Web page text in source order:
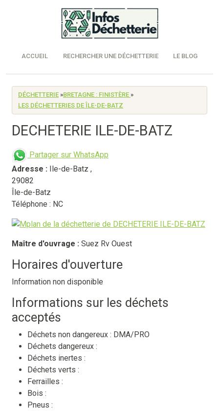
ACCUEIL RECHERCHER UNE DÉCHETTERIE LE BLOG
DÉCHETTERIE »BRETAGNE : FINISTÈRE »
LES DÉCHETTERIES DE ÎLE-DE-BATZ
DECHETERIE ILE-DE-BATZ
Partager sur WhatsApp
Adresse : Ile-de-Batz ,
29082
Île-de-Batz
Téléphone : NC
Maître d'ouvrage : Suez Rv Ouest
Horaires d'ouverture
Information non disponible
Informations sur les déchets
acceptés
Déchets non dangereux : DMA/PRO
Déchets dangereux :
Déchets inertes :
Déchets verts :
Ferrailles :
Bois :
Pneus :